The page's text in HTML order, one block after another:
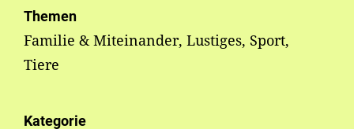
Themen
Familie & Miteinander, Lustiges, Sport,
Tiere
Kategorie